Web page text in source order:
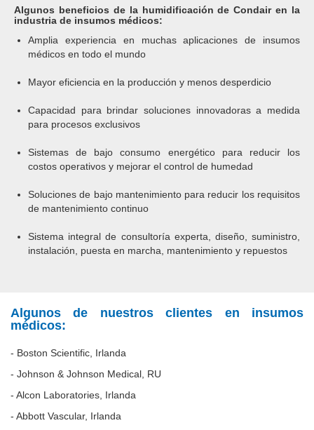
Algunos beneficios de la humidificación de Condair en la
industria de insumos médicos:
Amplia experiencia en muchas aplicaciones de insumos
médicos en todo el mundo
Mayor eficiencia en la producción y menos desperdicio
Capacidad para brindar soluciones innovadoras a medida
para procesos exclusivos
Sistemas de bajo consumo energético para reducir los
costos operativos y mejorar el control de humedad
Soluciones de bajo mantenimiento para reducir los requisitos
de mantenimiento continuo
Sistema integral de consultoría experta, diseño, suministro,
instalación, puesta en marcha, mantenimiento y repuestos
Algunos de nuestros clientes en insumos
médicos:
- Boston Scientific, Irlanda
- Johnson & Johnson Medical, RU
- Alcon Laboratories, Irlanda
- Abbott Vascular, Irlanda